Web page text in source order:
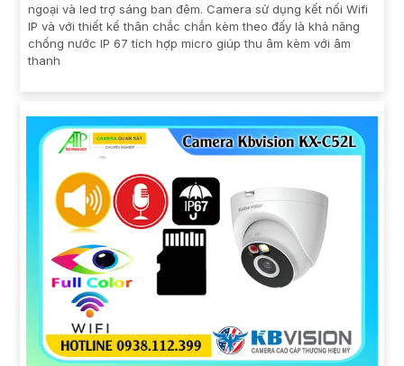
ngoại và led trợ sáng ban đêm. Camera sử dụng kết nối Wifi
IP và với thiết kế thân chắc chắn kèm theo đấy là khả năng
chống nước IP 67 tích hợp micro giúp thu âm kèm với âm
thanh